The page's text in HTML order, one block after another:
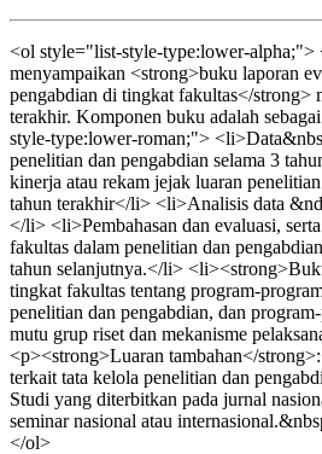
<ol style="list-style-type:lower-
menyampaikan <strong>buku laporan
pengabdian di tingkat fakultas</strong>
terakhir. Komponen buku adalah
style-type:lower-roman;">
penelitian dan pengabdian selama 3
kinerja atau rekam jejak luaran
tahun terakhir</li> <li>Analisis data
</li> <li>Pembahasan dan evaluasi,
fakultas dalam penelitian dan
tahun selanjutnya.</li>
tingkat fakultas tentang program-
penelitian dan pengabdian, dan
mutu grup riset dan mekanisme
<p><strong>Luaran tambahan</
terkait tata kelola penelitian dan
Studi yang diterbitkan pada jurnal
seminar nasional atau
</ol>